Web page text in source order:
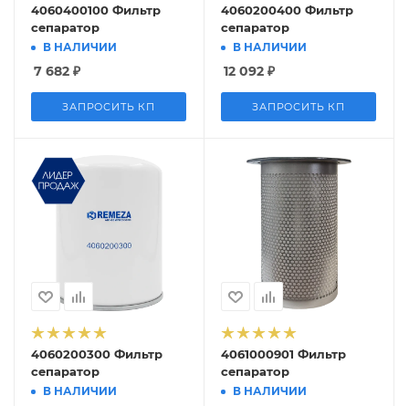
4060400100 Фильтр
сепаратор
В НАЛИЧИИ
7 682 ₽
ЗАПРОСИТЬ КП
4060200400 Фильтр
сепаратор
В НАЛИЧИИ
12 092 ₽
ЗАПРОСИТЬ КП
4060200300 Фильтр
сепаратор
В НАЛИЧИИ
4061000901 Фильтр
сепаратор
В НАЛИЧИИ